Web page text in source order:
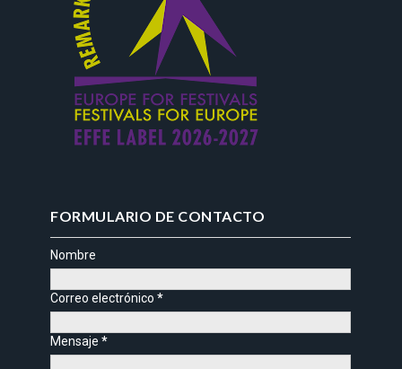
FORMULARIO DE CONTACTO
Nombre
Correo electrónico*
Mensaje*